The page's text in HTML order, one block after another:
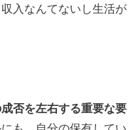
入なんてないし生活が
否を左右する重要な要